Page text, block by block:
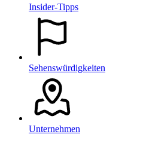
Insider-Tipps
Sehenswürdigkeiten
Unternehmen